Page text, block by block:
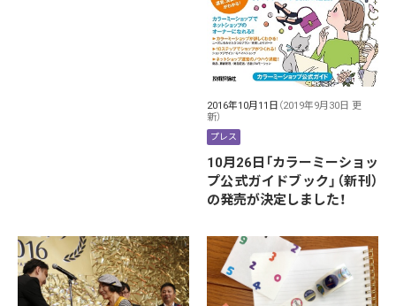
2016年10月11日 （2019年9月30日 更
新）
プレス
10月26日「カラーミーショッ
プ公式ガイドブック」（新刊）
の発売が決定しました！